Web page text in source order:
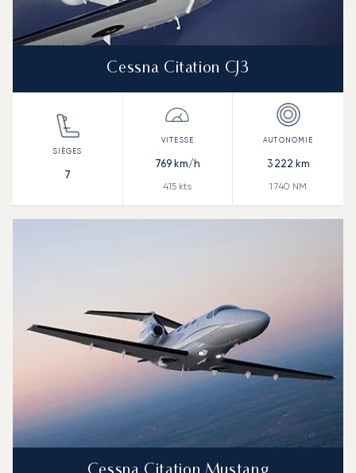
Cessna Citation CJ3
7
769km/h
415 kts
3 222 km
1 740 NM